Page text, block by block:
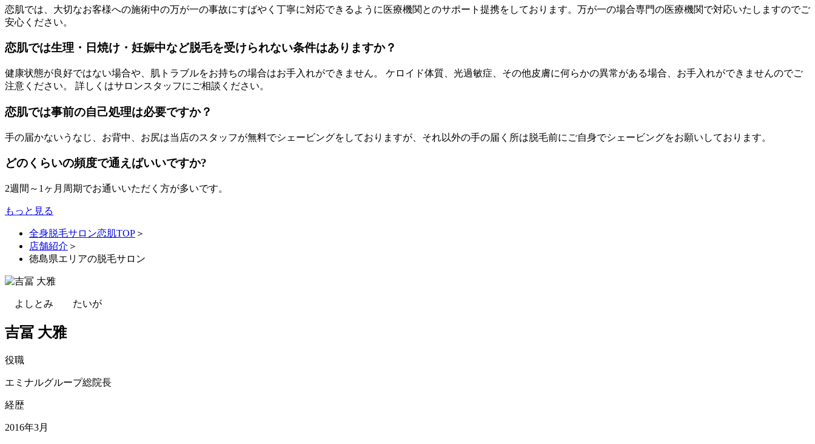
恋肌では、大切なお客様への施術中の万が一の事故にすばやく丁寧に対応できるように医療機関とのサポート提携をしております。万が一の場合専門の医療機関で対応いたしますのでご
安心ください。
恋肌では生理・日焼け・妊娠中など脱毛を受けられない条件はありますか？
健康状態が良好ではない場合や、肌トラブルをお持ちの場合はお手入れができません。 ケロイド体質、光過敏症、その他皮膚に何らかの異常がある場合、お手入れができませんのでご
注意ください。 詳しくはサロンスタッフにご相談ください。
恋肌では事前の自己処理は必要ですか？
手の届かないうなじ、お背中、お尻は当店のスタッフが無料でシェービングをしておりますが、それ以外の手の届く所は脱毛前にご自身でシェービングをお願いしております。
どのくらいの頻度で通えばいいですか?
2週間～1ヶ月周期でお通いいただく方が多いです。
もっと見る
全身脱毛サロン恋肌TOP ＞
店舗紹介 ＞
徳島県エリアの脱毛サロン
よしとみ たいが
吉冨 大雅
役職
エミナルグループ総院長
経歴
2016年3月